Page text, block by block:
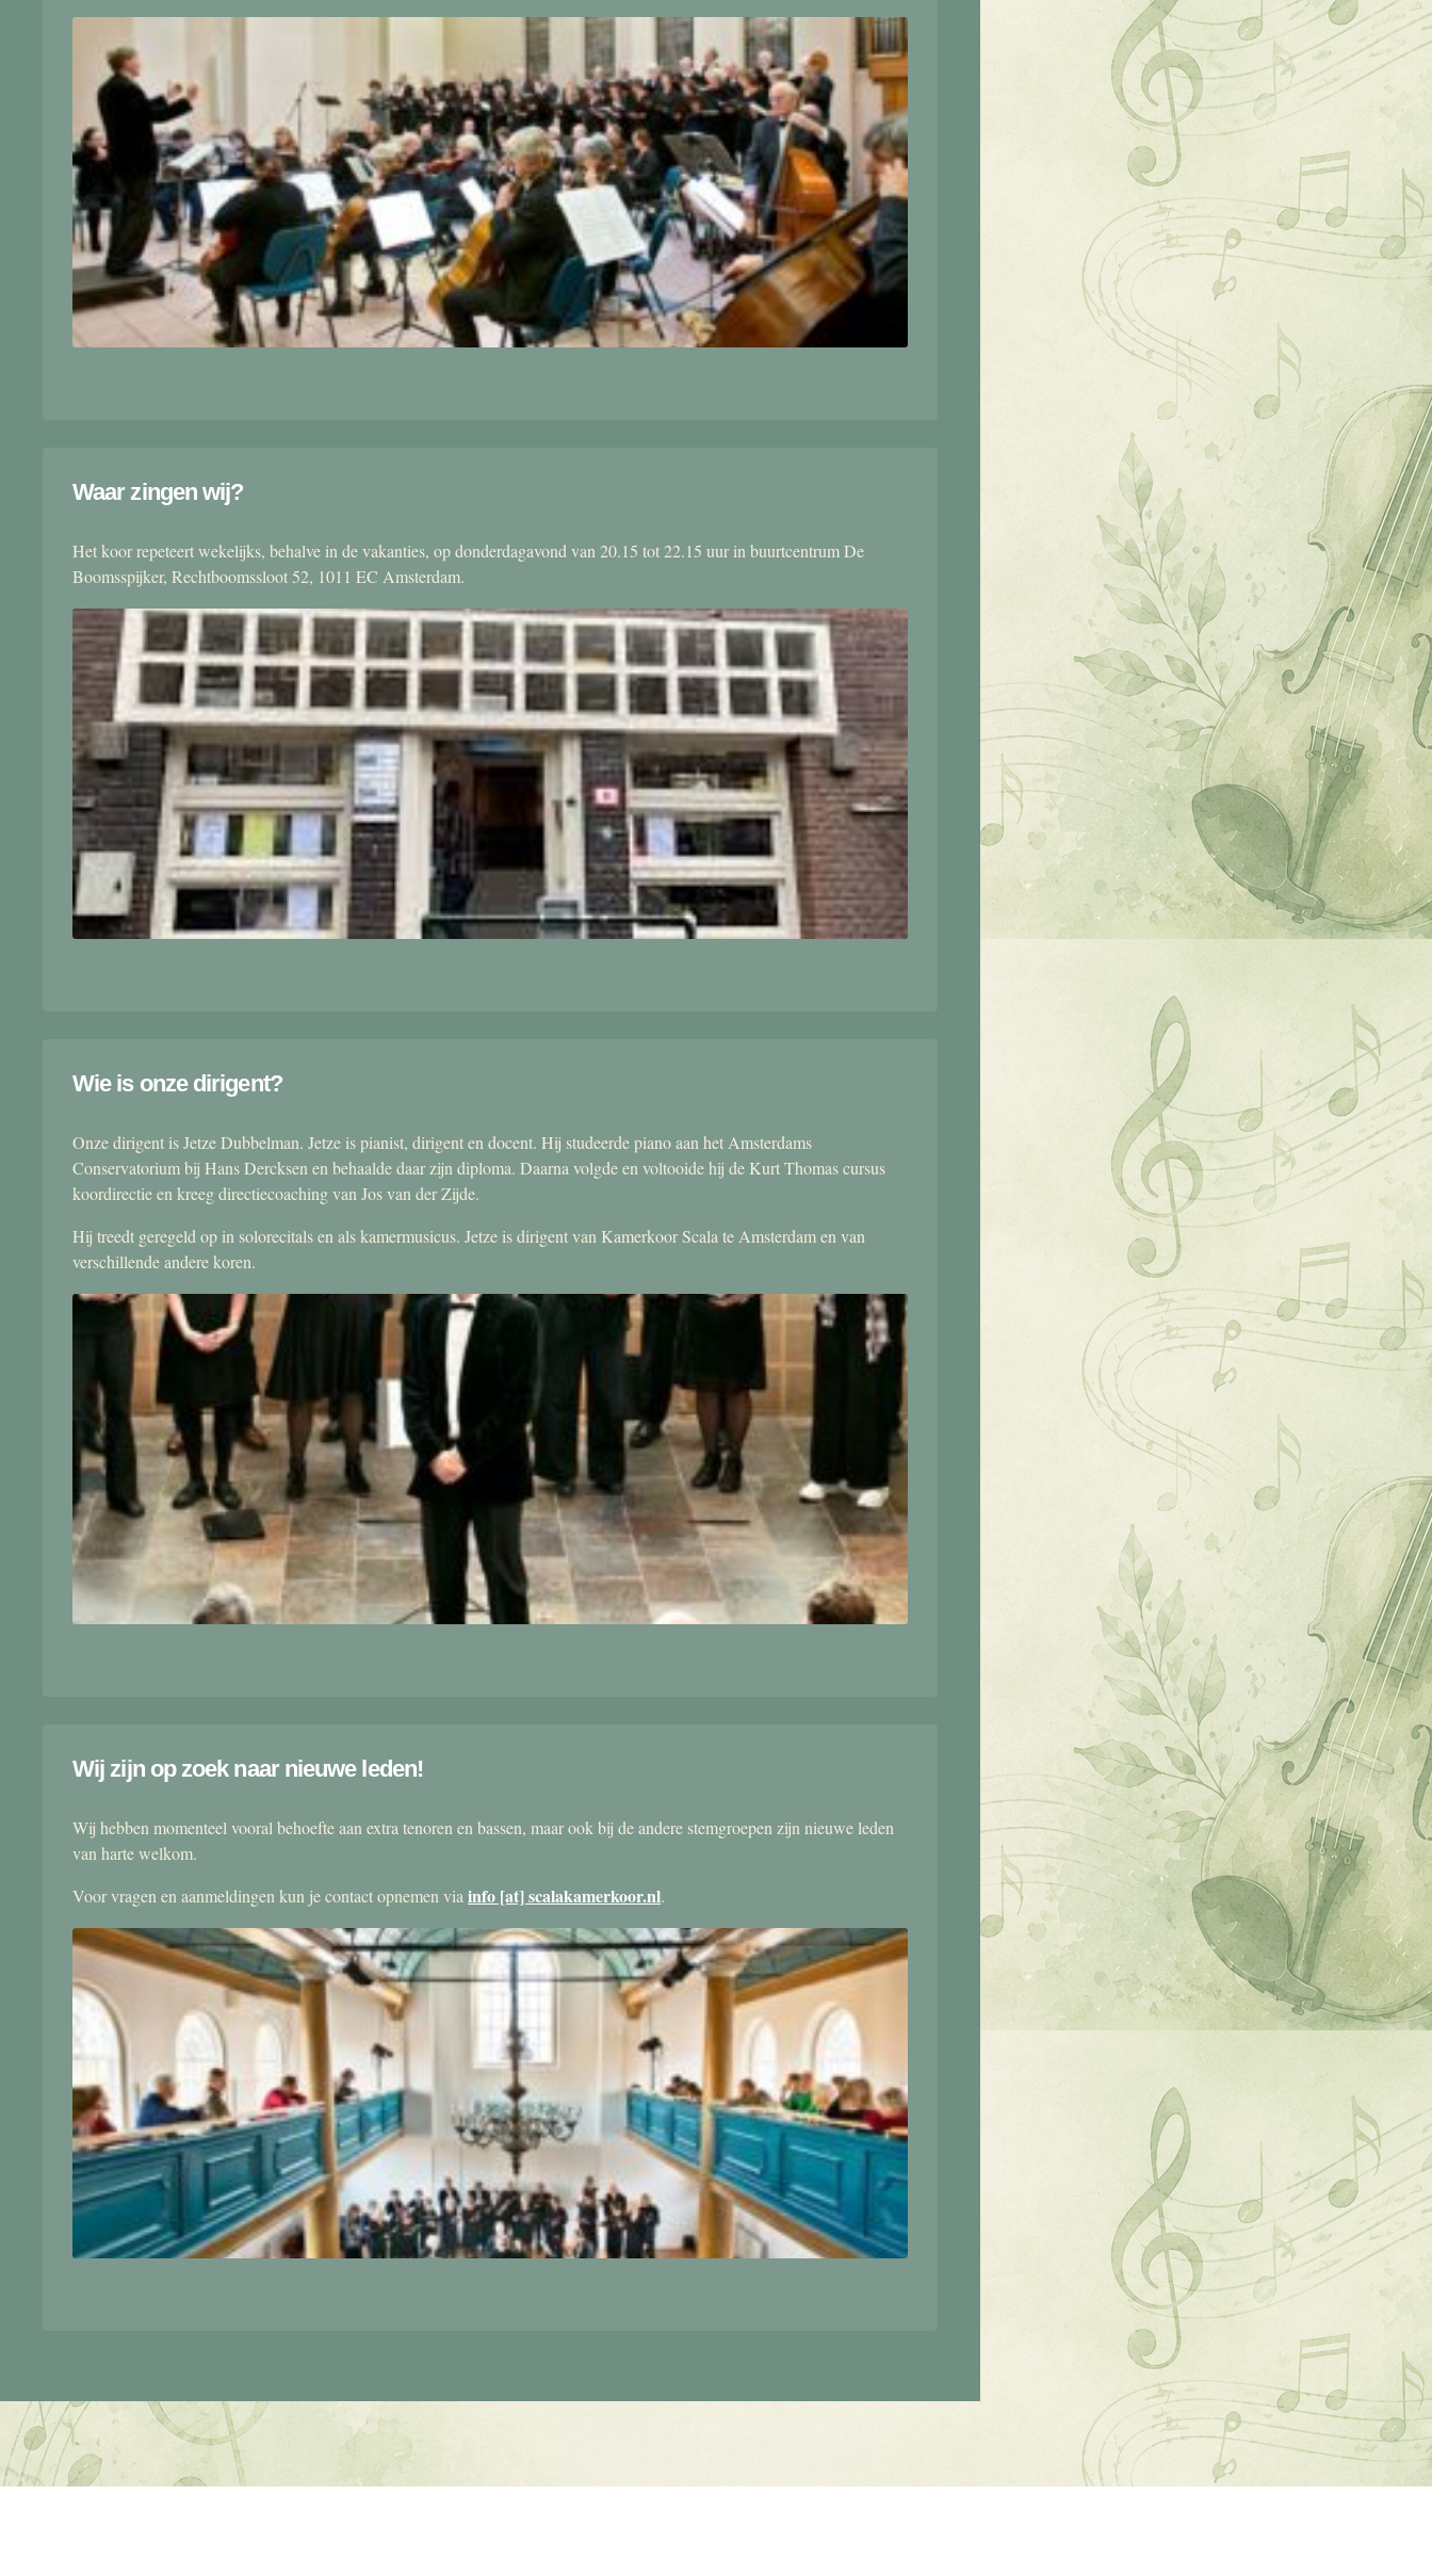
Waar zingen wij?
Het koor repeteert wekelijks, behalve in de vakanties, op donderdagavond van 20.15 tot 22.15 uur in buurtcentrum De
Boomsspijker, Rechtboomssloot 52, 1011 EC Amsterdam.
Wie is onze dirigent?
Onze dirigent is Jetze Dubbelman. Jetze is pianist, dirigent en docent. Hij studeerde piano aan het Amsterdams
Conservatorium bij Hans Dercksen en behaalde daar zijn diploma. Daarna volgde en voltooide hij de Kurt Thomas cursus
koordirectie en kreeg directiecoaching van Jos van der Zijde.
Hij treedt geregeld op in solorecitals en als kamermusicus. Jetze is dirigent van Kamerkoor Scala te Amsterdam en van
verschillende andere koren.
Wij zijn op zoek naar nieuwe leden!
Wij hebben momenteel vooral behoefte aan extra tenoren en bassen, maar ook bij de andere stemgroepen zijn nieuwe leden
van harte welkom.
Voor vragen en aanmeldingen kun je contact opnemen via info [at] scalakamerkoor.nl.